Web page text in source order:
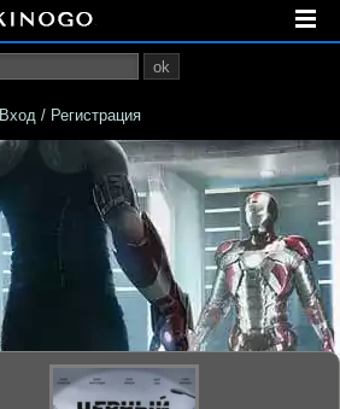
ok
Вход / Регистрация